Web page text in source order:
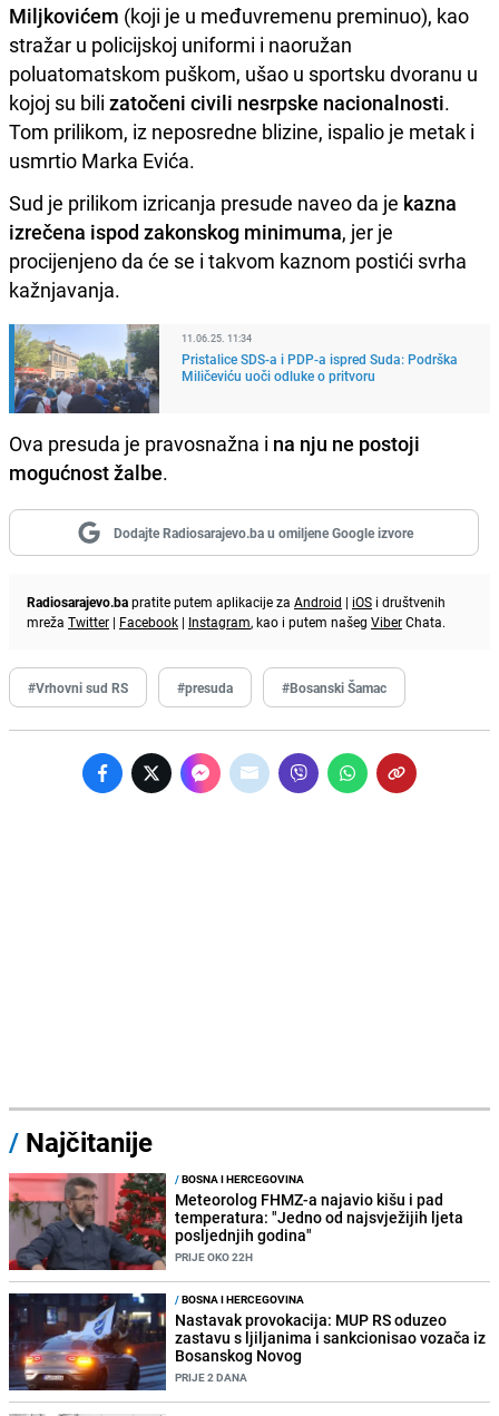
Miljkovićem (koji je u međuvremenu preminuo), kao
stražar u policijskoj uniformi i naoružan
poluatomatskom puškom, ušao u sportsku dvoranu u
kojoj su bili zatočeni civili nesrpske nacionalnosti.
Tom prilikom, iz neposredne blizine, ispalio je metak i
usmrtio Marka Evića.
Sud je prilikom izricanja presude naveo da je kazna
izrečena ispod zakonskog minimuma, jer je
procijenjeno da će se i takvom kaznom postići svrha
kažnjavanja.
11.06.25. 11:34
Pristalice SDS-a i PDP-a ispred Suda: Podrška
Miličeviću uoči odluke o pritvoru
Ova presuda je pravosnažna i na nju ne postoji
mogućnost žalbe.
Dodajte Radiosarajevo.ba u omiljene Google izvore
Radiosarajevo.bapratite putem aplikacije za Android | iOS i društvenih
mreža Twitter | Facebook | Instagram, kao i putem našeg ViberChata.
#Vrhovni sud RS #presuda #Bosanski Šamac
/ Najčitanije
/BOSNA I HERCEGOVINA
Meteorolog FHMZ-a najavio kišu i pad
temperatura: "Jedno od najsvježijih ljeta
posljednjih godina"
PRIJE OKO 22H
/BOSNA I HERCEGOVINA
Nastavak provokacija: MUP RS oduzeo
zastavu s ljiljanima i sankcionisao vozača iz
Bosanskog Novog
PRIJE 2 DANA